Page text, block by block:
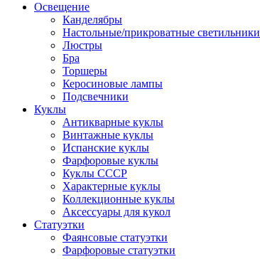
Освещение
Канделябры
Настольные/прикроватные светильники
Люстры
Бра
Торшеры
Керосиновые лампы
Подсвечники
Куклы
Антикварные куклы
Винтажные куклы
Испанские куклы
Фарфоровые куклы
Куклы СССР
Характерные куклы
Коллекционные куклы
Аксессуары для кукол
Статуэтки
Фаянсовые статуэтки
Фарфоровые статуэтки